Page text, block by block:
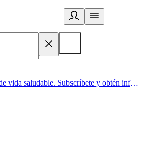
Acá comienza un estilo de vida saludable. Subscríbete y obtén información de primera mano